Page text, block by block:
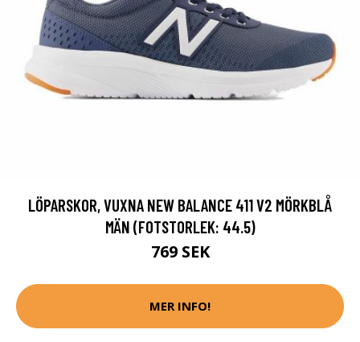
LÖPARSKOR, VUXNA NEW BALANCE 411 V2 MÖRKBLÅ
MÄN (FOTSTORLEK: 44.5)
769 SEK
MER INFO!